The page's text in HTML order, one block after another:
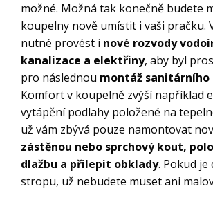
možné. Možná tak konečně budete
koupelny nově umístit i vaši pračku.
nutné provést i nové rozvody
kanalizace a elektřiny, aby byl
pro následnou montáž sanitárního
Komfort v koupelně zvýší například
vytápění podlahy položené na
už vám zbývá pouze namontovat
zástěnou nebo sprchový kout,
dlažbu a přilepit obklady. Pokud je
stropu, už nebudete muset ani